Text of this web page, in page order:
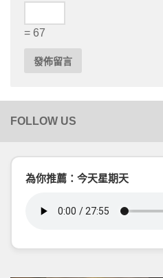
= 67
為你推薦：今天星期天